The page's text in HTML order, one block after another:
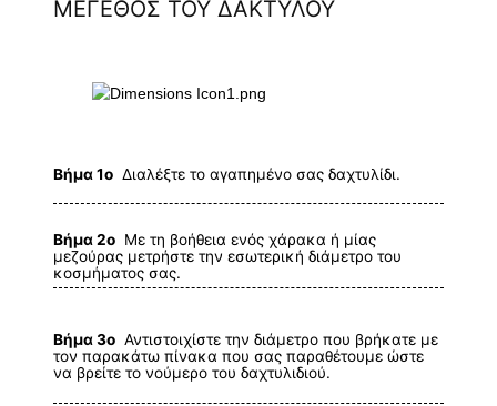
ΜΕΓΕΘΟΣ ΤΟΥ ΔΑΚΤΥΛΟΥ
Βήμα 1ο Διαλέξτε το αγαπημένο σας δαχτυλίδι.
Βήμα 2ο Με τη βοήθεια ενός χάρακα ή μίας
μεζούρας μετρήστε την εσωτερική διάμετρο του
κοσμήματος σας.
Βήμα 3ο Αντιστοιχίστε την διάμετρο που βρήκατε με
τον παρακάτω πίνακα που σας παραθέτουμε ώστε
να βρείτε το νούμερο του δαχτυλιδιού.